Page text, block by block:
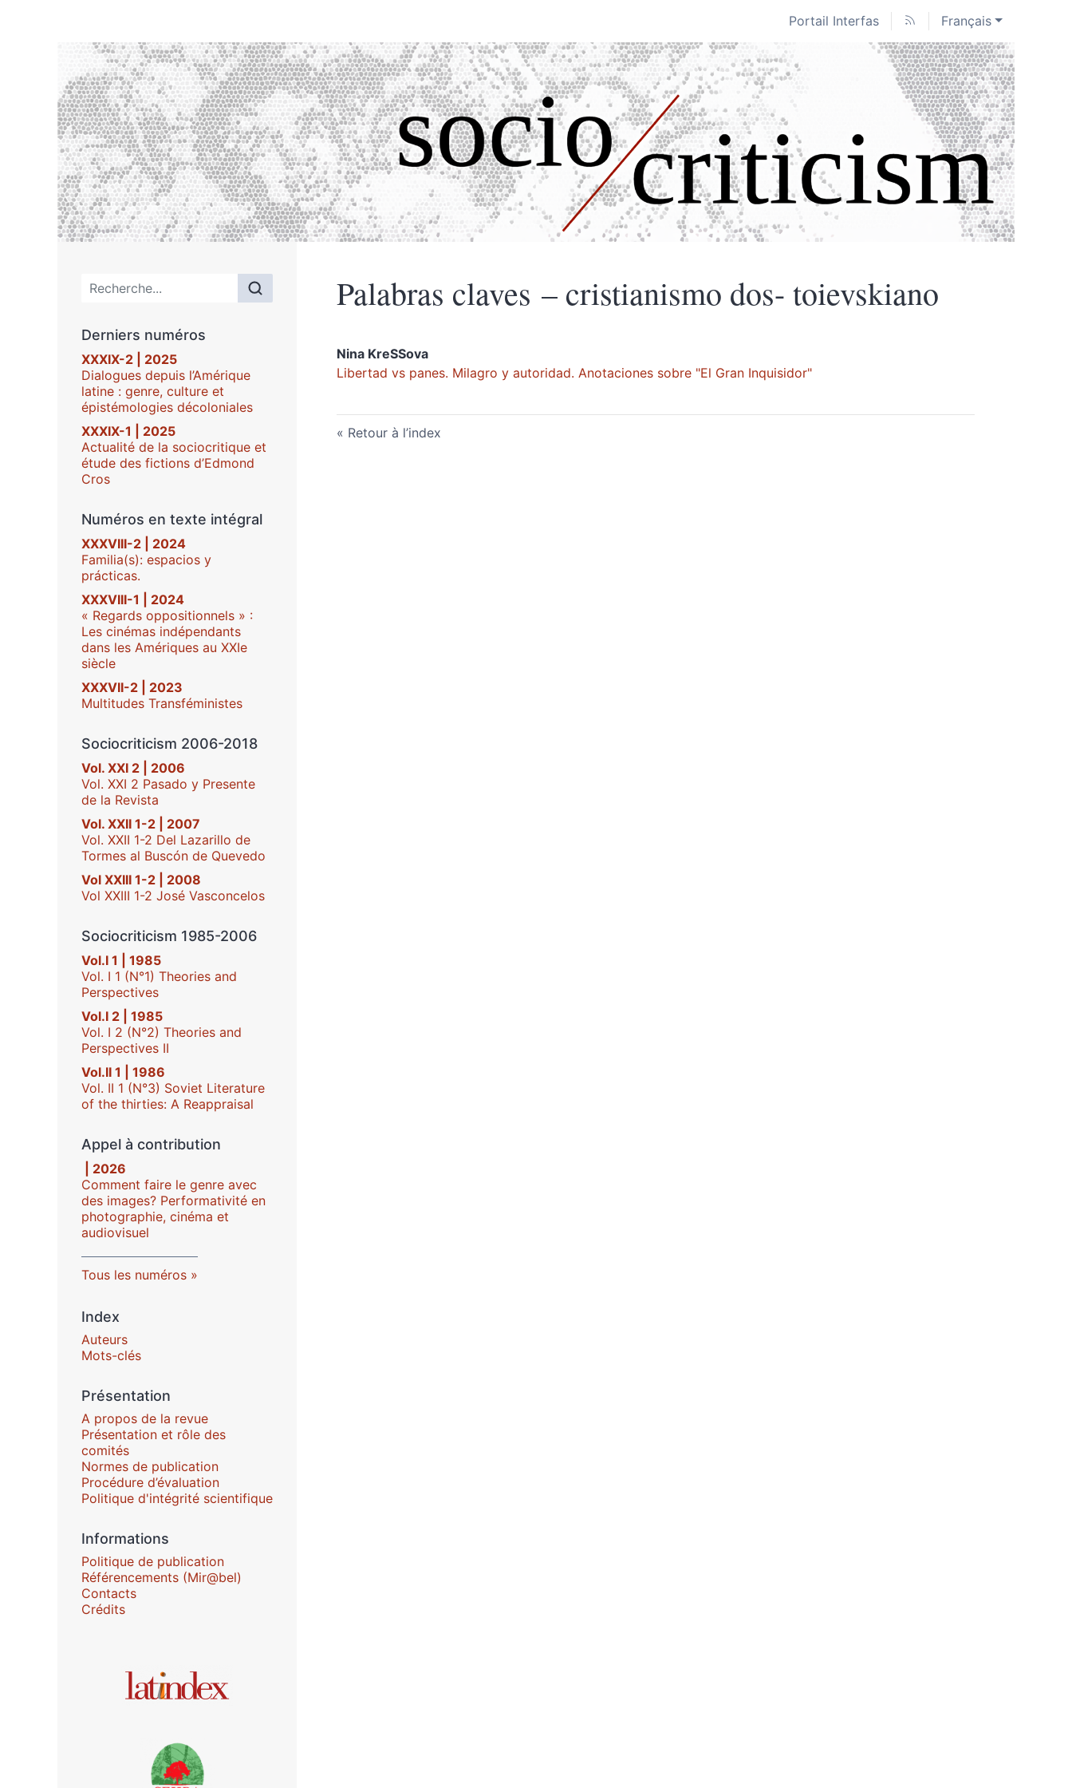
Portail Interfas Français
Menu principal
Derniers numéros
XXXIX-2 | 2025
Dialogues depuis l’Amérique
latine : genre, culture et
épistémologies décoloniales
XXXIX-1 | 2025
Actualité de la sociocritique et
étude des fictions d’Edmond
Cros
Numéros en texte intégral
XXXVIII-2 | 2024
Familia(s): espacios y
prácticas.
XXXVIII-1 | 2024
« Regards oppositionnels » :
Les cinémas indépendants
dans les Amériques au XXIe
siècle
XXXVII-2 | 2023
Multitudes Transféministes
Sociocriticism 2006-2018
Vol. XXI 2 | 2006
Vol. XXI 2 Pasado y Presente
de la Revista
Vol. XXII 1-2 | 2007
Vol. XXII 1-2 Del Lazarillo de
Tormes al Buscón de Quevedo
Vol XXIII 1-2 | 2008
Vol XXIII 1-2 José Vasconcelos
Sociocriticism 1985-2006
Vol.I 1 | 1985
Vol. I 1 (N°1) Theories and
Perspectives
Vol.I 2 | 1985
Vol. I 2 (N°2) Theories and
Perspectives II
Vol.II 1 | 1986
Vol. II 1 (N°3) Soviet Literature
of the thirties: A Reappraisal
Appel à contribution
| 2026
Comment faire le genre avec
des images? Performativité en
photographie, cinéma et
audiovisuel
Tous les numéros
Index
Auteurs
Mots-clés
Présentation
A propos de la revue
Présentation et rôle des
comités
Normes de publication
Procédure d’évaluation
Politique d'intégrité scientifique
Informations
Politique de publication
Référencements (Mir@bel)
Contacts
Crédits
Affiliations/partenaires
Palabras claves – cristianismo dos- toievskiano
Nina KreSSova
Libertad vs panes. Milagro y autoridad. Anotaciones sobre "El Gran Inquisidor"
Retour à l’index